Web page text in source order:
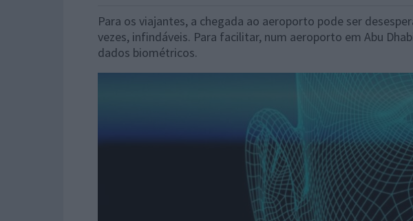
Para os viajantes, a chegada ao aeroporto pode ser
vezes, infindáveis. Para facilitar, num aeroporto em Abu
dados biométricos.